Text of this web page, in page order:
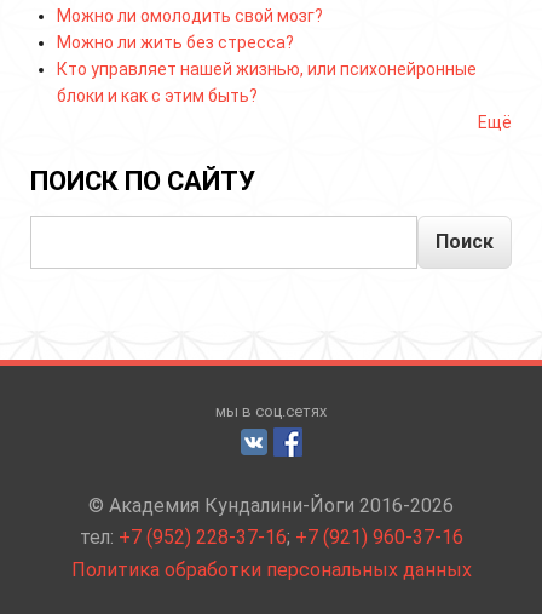
Можно ли омолодить свой мозг?
Можно ли жить без стресса?
Кто управляет нашей жизнью, или психонейронные
блоки и как с этим быть?
Ещё
ПОИСК ПО САЙТУ
мы в соц.сетях
© Академия Кундалини-Йоги 2016-2026
тел: +7 (952) 228-37-16; +7 (921) 960-37-16
Политика обработки персональных данных